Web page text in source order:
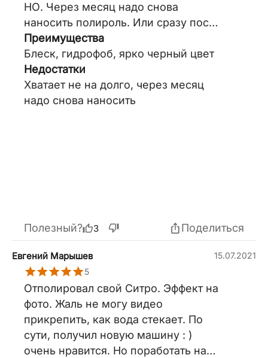
НО. Через месяц надо снова
наносить полироль. Или сразу после
полировки закрывать воском
дополнительно, чтобы эффект был
дольше.
Преимущества
Блеск, гидрофоб, ярко черный цвет
Недостатки
Хватает не на долго, через месяц
надо снова наносить
Полезный? 3 Поделиться
Евгений Марышев
15.07.2021
5
Отполировал свой Ситро. Эффект на
фото. Жаль не могу видео
прикрепить, как вода стекает. По
сути, получил новую машину : )
очень нравится. Но поработать надо